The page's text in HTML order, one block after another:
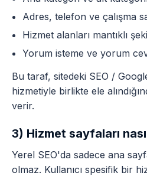
Adres, telefon ve çalışma
Hizmet alanları mantıklı
Yorum isteme ve yorum
Bu taraf, sitedeki SEO /
hizmetiyle birlikte ele
verir.
3) Hizmet sayfaları
Yerel SEO'da sadece ana
olmaz. Kullanıcı spesifik bir